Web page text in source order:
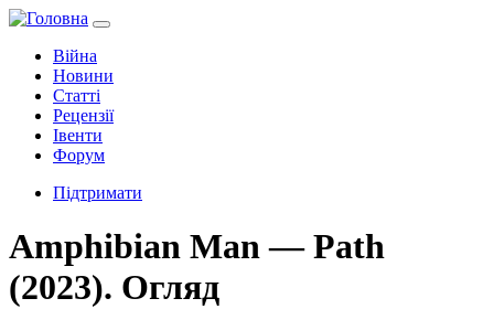
Війна
Новини
Статті
Рецензії
Івенти
Форум
Підтримати
Amphibian Man — Path
(2023). Огляд